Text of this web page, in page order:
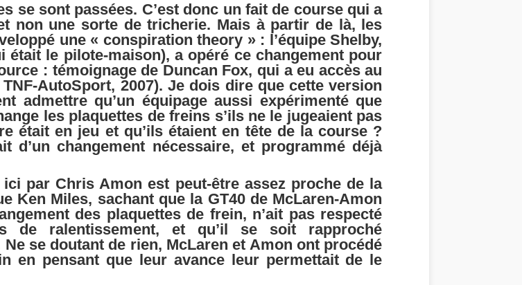
se sont passées. C’est donc un fait de course qui a
non une sorte de tricherie. Mais à partir de là, les
une « conspiration theory » : l’équipe Shelby,
le pilote-maison), a opéré ce changement pour
: témoignage de Duncan Fox, qui a eu accès au
AutoSport, 2007). Je dois dire que cette version
admettre qu’un équipage aussi expérimenté que
les plaquettes de freins s’ils ne le jugeaient pas
était en jeu et qu’ils étaient en tête de la course ?
d’un changement nécessaire, et programmé déjà
par Chris Amon est peut-être assez proche de la
Ken Miles, sachant que la GT40 de McLaren-Amon
des plaquettes de frein, n’ait pas respecté
de ralentissement, et qu’il se soit rapproché
se doutant de rien, McLaren et Amon ont procédé
en pensant que leur avance leur permettait de le